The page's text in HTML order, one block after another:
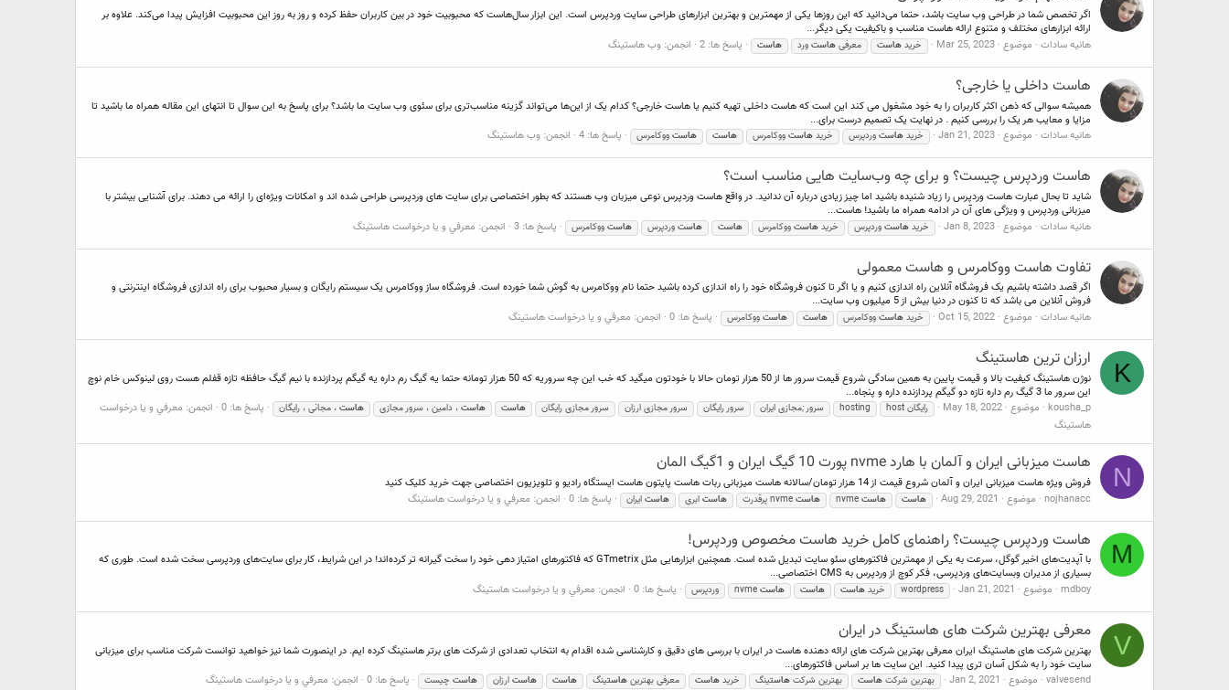
اگر تخصص شما در طراحی وب سایت باشد، حتما می‌دانید که این روزها یکی از مهمترین و بهترین ابزارهای طراحی سایت وردپرس است. این ابزار سال‌هاست که محبوبیت خود در بین کاربران حفظ کرده و روز به روز این محبوبیت افزایش پیدا می‌کند. علاوه بر
ارائه ابزارهای مختلف و متنوع ارائه هاست مناسب و باکیفیت یکی دیگر...
هانیه سادات موضوع Mar 25, 2023 خرید هاست معرفی هاست ورد هاست پاسخ ها: 2 انجمن: وب هاستینگ
هاست داخلی یا خارجی؟
همیشه سوالی که ذهن اکثر کاربران را به خود مشغول می کند این است که هاست داخلی تهیه کنیم یا هاست خارجی؟ کدام یک از این‌ها می‌تواند گزینه مناسب‌تری برای سئوی وب سایت ما باشد؟ برای پاسخ به این سوال تا انتهای این مقاله همراه ما باشید تا
مزایا و معایب هر یک را بررسی کنیم . در نهایت یک تصمیم درست برای...
هانیه سادات موضوع Jan 21, 2023 خرید هاست وردپرس خرید هاست ووکامرس هاست هاست ووکامرس پاسخ ها: 4 انجمن: وب هاستینگ
هاست وردپرس چیست؟ و برای چه وب‌سایت هایی مناسب است؟
شاید تا بحال عبارت هاست وردپرس را زیاد شنیده باشید اما چیز زیادی درباره آن ندانید. در واقع هاست وردپرس نوعی میزبان وب هستند که بطور اختصاصی برای سایت های وردپرسی طراحی شده اند و امکانات ویژه‌ای را ارائه می دهند. برای آشنایی بیشتر با
میزبانی وردپرس و ویژگی های آن در ادامه همراه ما باشید! هاست...
هانیه سادات موضوع Jan 8, 2023 خرید هاست وردپرس خرید هاست ووکامرس هاست هاست وردپرس هاست ووکامرس پاسخ ها: 3 انجمن: معرفي و يا درخواست هاستينگ
تفاوت هاست ووکامرس و هاست معمولی
اگر قصد داشته باشیم یک فروشگاه آنلاین راه اندازی کنیم و یا اگر تا کنون فروشگاه خود را راه اندازی کرده باشید حتما نام ووکامرس به گوش شما خورده است. فروشگاه ساز ووکامرس یک سیستم رایگان و بسیار محبوب برای راه اندازی فروشگاه اینترنتی و
فروش آنلاین می باشد که تا کنون در دنیا بیش از 5 میلیون وب سایت...
هانیه سادات موضوع Oct 15, 2022 خرید هاست ووکامرس هاست هاست ووکامرس پاسخ ها: 0 انجمن: معرفي و يا درخواست هاستينگ
K ارزان ترین هاستینگ
نوژن هاستینگ کیفیت بالا و قیمت پایین به همین سادگی شروع قیمت سرور ها از 50 هزار تومان حالا با خودتون میگید که خب این چه سروریه که 50 هزار تومانه حتما یه گیگ رم داره یه گیگم پردازنده با نیم گیگ حافظه تازه قفلم هست روی لینوکس خام نوچ
این سرور ما 3 گیگ رم داره تازه دو گیگم پردازنده داره و پنجاه...
kousha_p موضوع May 18, 2022 host رایگان hosting سرور ;مجازی ایران سرور رایگان سرور مجازی ارزان سرور مجازی رایگان هاست هاست ، دامین ، سرور مجازی هاست ، مجانی ، رایگان پاسخ ها: 0 انجمن: معرفي و يا درخواست
هاستينگ
N هاست میزبانی ایران و آلمان با هارد nvme پورت 10 گیگ ایران و 1گیگ المان
فروش ویژه هاست میزبانی ایران و آلمان شروع قیمت از 14 هزار تومان/سالانه هاست میزبانی ربات هاست پایتون هاست ایستگاه رادیو و تلویزیون اختصاصی جهت خرید کلیک کنید
nojhanacc موضوع Aug 29, 2021 هاست هاست هاست هاست ابری هاست ایران پاسخ ها: 0 انجمن: معرفي و يا درخواست هاستينگ
M هاست وردپرس چیست؟ راهنمای کامل خرید هاست مخصوص وردپرس!
با آپدیت‌های اخیر گوگل، سرعت به یکی از مهمترین فاکتورهای سئو سایت تبدیل شده است. همچنین ابزارهایی مثل GTmetrix که فاکتورهای امتیاز دهی خود را سخت گیرانه تر کرده‌اند! در این شرایط، کار برای سایت‌های وردپرسی سخت شده است. طوری که
بسیاری از مدیران وبسایت‌های وردپرسی، فکر کوچ از وردپرس به CMS اختصاصی...
mdboy موضوع Jan 21, 2021
wordpress خرید هاست هاست هاست وردپرس پاسخ ها: 0 انجمن: معرفي و يا درخواست هاستينگ
V معرفی بهترین شرکت های هاستینگ در ایران
بهترین شرکت های هاستینگ ایران معرفی بهترین شرکت های ارائه دهنده هاست در ایران با بررسی های دقیق و کارشناسی شده اقدام به انتخاب تعدادی از شرکت های برتر هاستینگ کرده ایم. در اینصورت شما نیز خواهید توانست شرکت مناسب برای میزبانی
سایت خود را به شکل آسان تری پیدا کنید. این سایت ها بر اساس فاکتورهای...
valvesend موضوع Jan 2, 2021 بهترین شرکت هاست بهترین شرکت هاستینگ خرید هاست معرفی بهترین هاستینگ هاست هاست ارزان هاست چیست پاسخ ها: 0 انجمن: معرفي و يا درخواست هاستينگ